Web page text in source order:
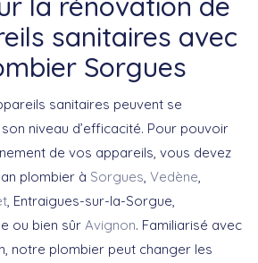
sanitaires avec
Sorgues
sanitaires peuvent se
niveau d’efficacité. Pour pouvoir
de vos appareils, vous devez
plombier à Sorgues Vedène
, Entraigues-sur-la-Sorgue,
ou bien sûr Avignon. Familiarisé avec
notre plombier peut changer les